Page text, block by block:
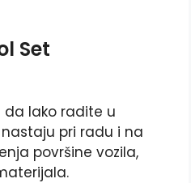
Set
lako radite u
pri radu i na
površine vozila,